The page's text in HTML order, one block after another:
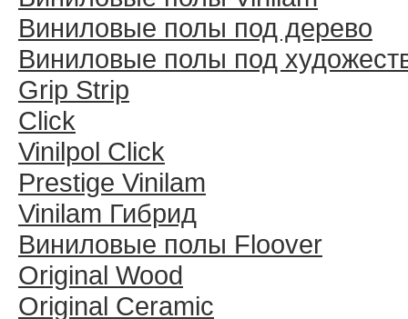
Виниловые полы под дерево
Виниловые полы под
Grip Strip
Click
Vinilpol Click
Prestige Vinilam
Vinilam Гибрид
Виниловые полы Floover
Original Wood
Original Ceramic